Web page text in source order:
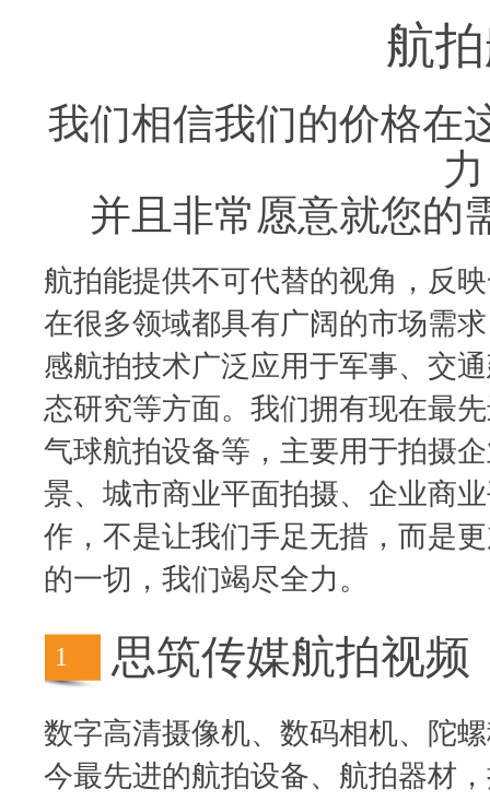
航
我们相信我们的价格在
并且非常愿意就您的
航拍能提供不可代替的视角，反
在很多领域都具有广阔的市场需
感航拍技术广泛应用于军事、交
态研究等方面。我们拥有现在最
气球航拍设备等，主要用于拍摄
景、城市商业平面拍摄、企业商
作，不是让我们手足无措，而是
的一切，我们竭尽全力。
1 思筑传媒航拍视频
数字高清摄像机、数码相机、陀
今最先进的航拍设备、航拍器材